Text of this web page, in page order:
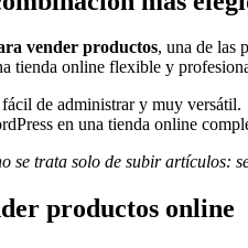
vender productos, una de las
tienda online flexible y
de administrar y muy versátil.
en una tienda online
se trata solo de subir artículos:
productos online